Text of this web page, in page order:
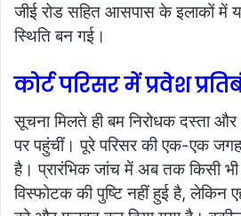
जीई रोड सहित आसपास के इलाकों में
स्थिति बन गई।
कोर्ट परिसर में प्रवेश
सूचना मिलते ही बम निरोधक दस्ता
पर पहुंचीं। पूरे परिसर की एक-एक
है। प्रारंभिक जांच में अब तक किसी भी
विस्फोटक की पुष्टि नहीं हुई है, लेकिन